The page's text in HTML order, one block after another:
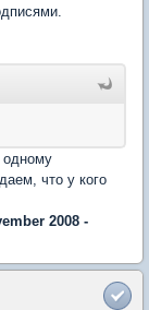
одному
что у кого
2008 -